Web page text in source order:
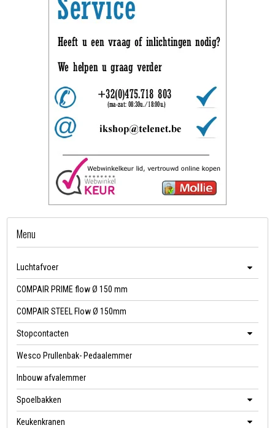
Menu
Luchtafvoer
COMPAIR PRIME flow Ø 150 mm
COMPAIR STEEL Flow Ø 150mm
Stopcontacten
Wesco Prullenbak- Pedaalemmer
Inbouw afvalemmer
Spoelbakken
Keukenkranen